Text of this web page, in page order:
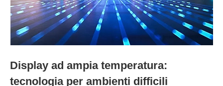
Display ad ampia temperatura:
tecnologia per ambienti difficili